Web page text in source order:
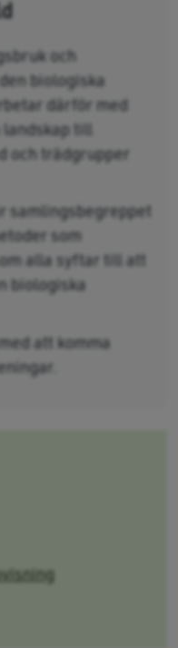
och
biologiska
därför med
till
och trädgrupper
samlingsbegreppet
som
alla syftar till att
biologiska
att komma